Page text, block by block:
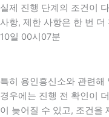
실제 진행 단계의 조건이
사항, 제한 사항은 한 번
10일 00시07분
특히 용인흥신소와 관련
경우에는 진행 전 확인이
이 늦어질 수 있고, 조건을